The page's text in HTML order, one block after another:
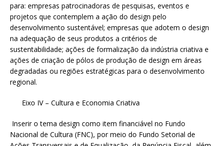
para: empresas patrocinadoras de pesquisas, eventos e
projetos que contemplem a ação do design pelo
desenvolvimento sustentável; empresas que adotem o design
na adequação de seus produtos a critérios de
sustentabilidade; ações de formalização da indústria criativa e
ações de criação de pólos de produção de design em áreas
degradadas ou regiões estratégicas para o desenvolvimento
regional.
Eixo IV – Cultura e Economia Criativa
Inserir o tema design como item financiável no Fundo
Nacional de Cultura (FNC), por meio do Fundo Setorial de